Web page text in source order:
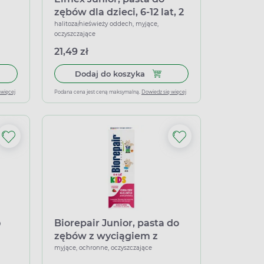
dla dzieci 7-12 lat, łagodna mięta, 50 ml
do koszyka Elgydium Timer, edukacyjna pasta do zębów dla
zębów dla dzieci, 6-12 lat, 2
x 75 ml
halitoza/nieświeży oddech, myjące,
oczyszczające
21,49 zł
Dodaj do koszyka Dodaj do koszyka Elmex
Podana cena jest ceną maksymalną. Dowiedz się więcej
Biorepair Junior, pasta do
zębów z wyciągiem z
poziomki, 50 ml
myjące, ochronne, oczyszczające